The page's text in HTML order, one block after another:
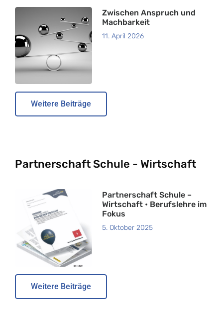
Zwischen Anspruch und
Machbarkeit
11. April 2026
Weitere Beiträge
Partnerschaft Schule - Wirtschaft
Partnerschaft Schule –
Wirtschaft • Berufslehre im
Fokus
5. Oktober 2025
Weitere Beiträge